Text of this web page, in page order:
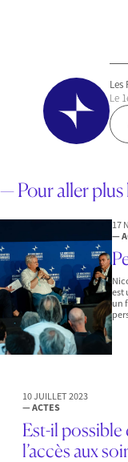
Les
Le
— Pour aller plus
17
—
est
un
10 JUILLET 2023
— ACTES
Est-il possible
l’accès aux